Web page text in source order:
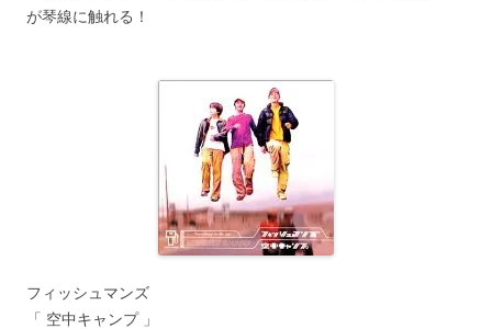
が琴線に触れる！
フィッシュマンズ
「 空中キャンプ 」